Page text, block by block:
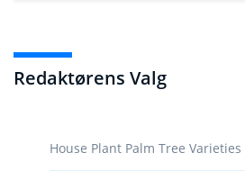
Redaktørens Valg
House Plant Palm Tree Varieties